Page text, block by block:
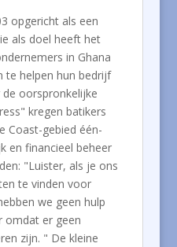
opgericht als een
als doel heeft het
in Ghana
te helpen hun bedrijf
oorspronkelijke
kregen batikers
Coast-gebied één-
en financieel beheer
"Luister, als je ons
te vinden voor
we geen hulp
omdat er geen
zijn. " De kleine